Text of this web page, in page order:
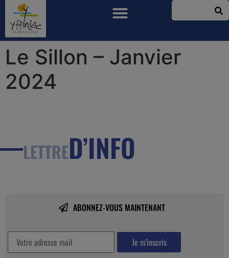
Le Sillon – Janvier
2024
LETTRED’INFO
ABONNEZ-VOUS MAINTENANT